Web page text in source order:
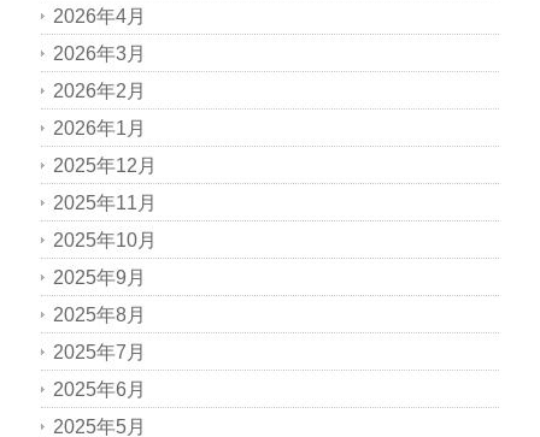
2026年4月
2026年3月
2026年2月
2026年1月
2025年12月
2025年11月
2025年10月
2025年9月
2025年8月
2025年7月
2025年6月
2025年5月